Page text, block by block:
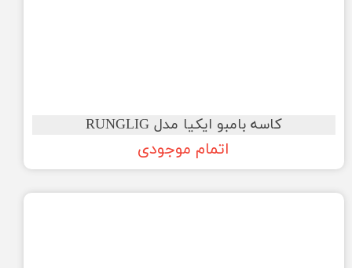
کاسه بامبو ایکیا مدل RUNGLIG
اتمام موجودی